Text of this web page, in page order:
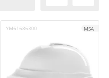
YM61686300 MSA